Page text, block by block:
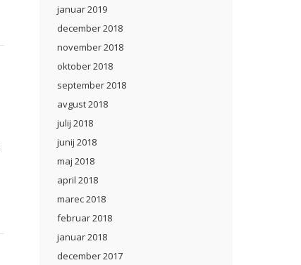
januar 2019
december 2018
november 2018
oktober 2018
september 2018
avgust 2018
julij 2018
junij 2018
maj 2018
april 2018
marec 2018
februar 2018
januar 2018
december 2017